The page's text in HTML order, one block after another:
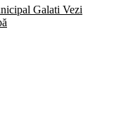
Galati Vezi